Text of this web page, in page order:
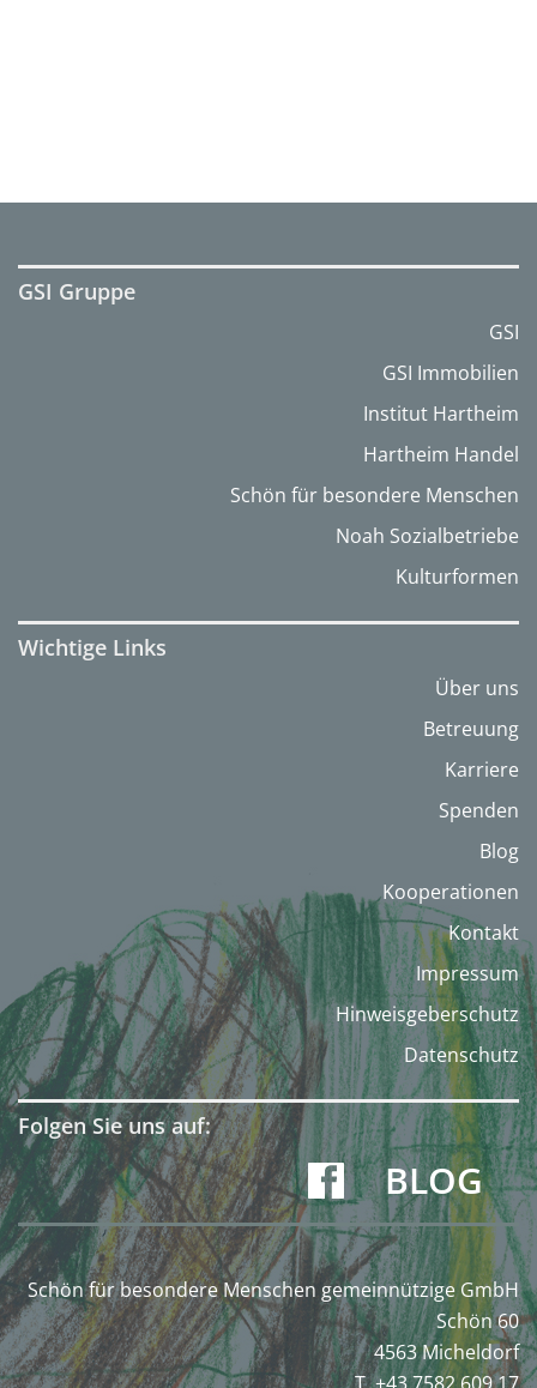
GSI Gruppe
GSI
GSI Immobilien
Institut Hartheim
Hartheim Handel
Schön für besondere Menschen
Noah Sozialbetriebe
Kulturformen
Wichtige Links
Über uns
Betreuung
Karriere
Spenden
Blog
Kooperationen
Kontakt
Impressum
Hinweisgeberschutz
Datenschutz
Folgen Sie uns auf:
BLOG
Schön für besondere Menschen gemeinnützige GmbH
Schön 60
4563 Micheldorf